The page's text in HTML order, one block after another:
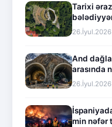
Tarixi
26.İyul.2026
And
arasında
26.İyul.2026
min nəfər